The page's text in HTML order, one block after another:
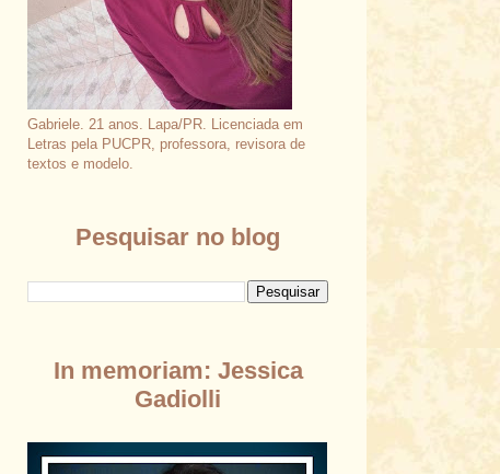
Gabriele. 21 anos. Lapa/PR. Licenciada em
Letras pela PUCPR, professora, revisora de
textos e modelo.
Pesquisar no blog
In memoriam: Jessica
Gadiolli